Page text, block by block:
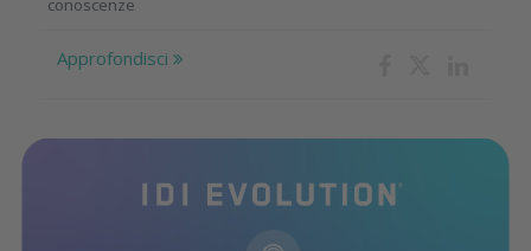
conoscenze
Approfondisci